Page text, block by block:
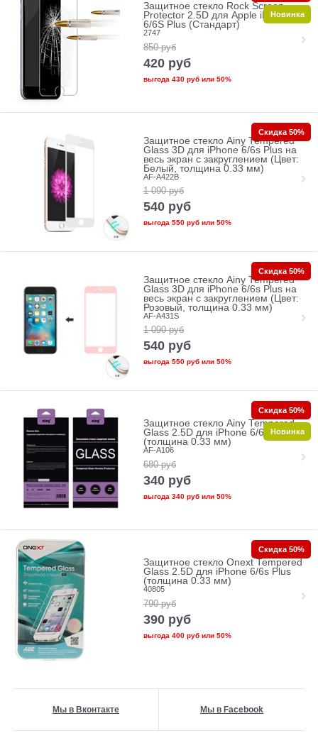
Защитное стекло Rock Screen
Protector 2.5D для Apple iPhone
6/6S Plus (Стандарт)
2747
850 руб
420 руб
выгода 430 рубили 50%
Новинка
Защитное стекло Ainy Tempered
Glass 3D для iPhone 6/6s Plus на
весь экран с закруглением (Цвет:
Белый, толщина 0.33 мм)
AF-A422B
1 090 руб
540 руб
выгода 550 рубили 50%
Скидка 50%
Защитное стекло Ainy Tempered
Glass 3D для iPhone 6/6s Plus на
весь экран с закруглением (Цвет:
Розовый, толщина 0.33 мм)
AF-A431S
1 090 руб
540 руб
выгода 550 рубили 50%
Скидка 50%
Защитное стекло Ainy Tempered
Glass 2.5D для iPhone 6/6s PLUS
(толщина 0.33 мм)
AF-A106
680 руб
340 руб
выгода 340 рубили 50%
Скидка 50%
Новинка
Защитное стекло Onext Tempered
Glass 2.5D для iPhone 6/6s Plus
(толщина 0.33 мм)
40805
790 руб
390 руб
выгода 400 рубили 50%
Скидка 50%
Мы в Вконтакте Мы в Facebook